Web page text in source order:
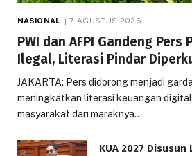
NASIONAL 7 AGUSTUS 2026
PWI dan AFPI Gandeng Pers
Ilegal, Literasi Pindar
JAKARTA: Pers didorong menjadi
meningkatkan literasi keuangan
masyarakat dari maraknya…
KUA 2027